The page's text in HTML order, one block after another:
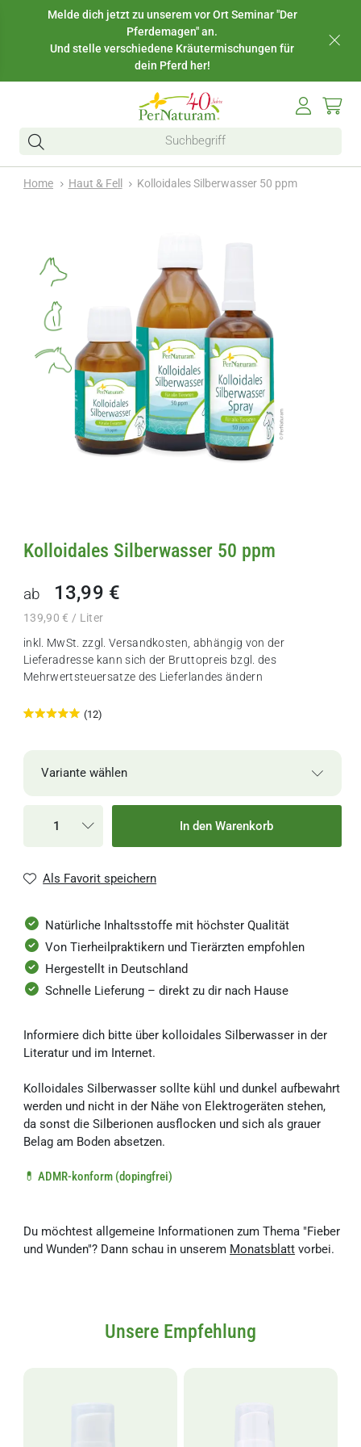
Melde dich jetzt zu unserem vor Ort Seminar "Der
Pferdemagen" an.
Und stelle verschiedene Kräutermischungen für
dein Pferd her!
Home Haut & Fell Kolloidales Silberwasser 50 ppm
Kolloidales Silberwasser 50 ppm
ab 13,99 €
inkl. MwSt. zzgl. Versandkosten , abhängig von der
Lieferadresse kann sich der Bruttopreis bzgl. des
Mehrwertsteuersatze des Lieferlandes ändern
139,90 € / Liter
(12)
Variante wählen
100 ml 1-3 Werktage
139,90 € / Liter
Spray 100 ml 1-3 Werktage
250 ml 1-3 Werktage
24,89 €
99,56 € / Liter
In den Warenkorb
Als Favorit speichern
Natürliche Inhaltsstoffe mit höchster Qualität
Von Tierheilpraktikern und Tierärzten empfohlen
Hergestellt in Deutschland
Schnelle Lieferung – direkt zu dir nach Hause
Informiere dich bitte über kolloidales Silberwasser in der
Literatur und im Internet.
Kolloidales Silberwasser sollte kühl und dunkel aufbewahrt
werden und nicht in der Nähe von Elektrogeräten stehen,
da sonst die Silberionen ausflocken und sich als grauer
Belag am Boden absetzen.
💊 ADMR-konform (dopingfrei)
Du möchtest allgemeine Informationen zum Thema "Fieber
und Wunden"? Dann schau in unserem Monatsblatt vorbei.
Unsere Empfehlung